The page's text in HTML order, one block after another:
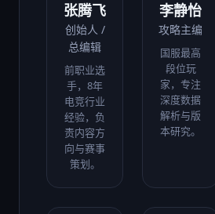
张腾飞
创始人 /
总编辑
前职业选
手，8年
电竞行业
经验，负
责内容方
向与赛事
策划。
李静怡
攻略主编
国服最高
段位玩
家，专注
深度数据
解析与版
本研究。